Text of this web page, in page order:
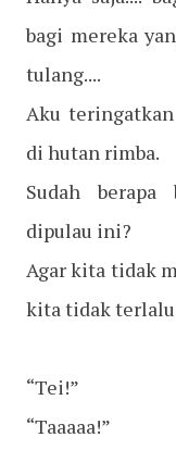
bagi mereka
tulang....
Aku
di hutan rimba.
Sudah
dipulau ini?
Agar kita tidak
kita tidak terlalu
“Tei!”
“Taaaaa!”